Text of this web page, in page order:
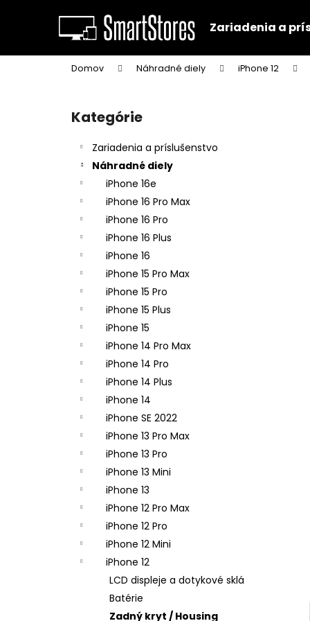
Zariadenia a
Domov Náhradné diely iPhone 12
Preskočiť
kategórie
Kategórie
Zariadenia a príslušenstvo
Náhradné diely
iPhone 16e
iPhone 16 Pro Max
iPhone 16 Pro
iPhone 16 Plus
iPhone 16
iPhone 15 Pro Max
iPhone 15 Pro
iPhone 15 Plus
iPhone 15
iPhone 14 Pro Max
iPhone 14 Pro
iPhone 14 Plus
iPhone 14
iPhone SE 2022
iPhone 13 Pro Max
iPhone 13 Pro
iPhone 13 Mini
iPhone 13
iPhone 12 Pro Max
iPhone 12 Pro
iPhone 12 Mini
iPhone 12
LCD displeje a dotykové sklá
Batérie
Zadný kryt / Housing
í
Späť
do
obchodu
Späť
do
obchodu
APPLE IPHONE 14 PRO - ZADNÁ KAMERA
- ORIGINAL APPLE
65,90 €